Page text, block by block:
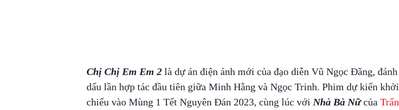
Chị Chị Em Em 2là dự án điện ảnh mới của đạo diễn Vũ Ngọc Đãng, đánh
dấu lần hợp tác đầu tiên giữa Minh Hằng và Ngọc Trinh. Phim dự kiến khởi
chiếu vào Mùng 1 Tết Nguyên Đán 2023, cùng lúc với Nhà Bà Nữcủa Trấn